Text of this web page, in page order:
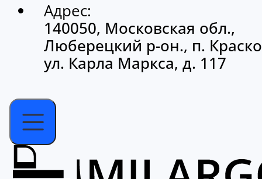
Адрес:
140050, Московская обл.,
Люберецкий р-он., п.
ул. Карла Маркса, д. 117